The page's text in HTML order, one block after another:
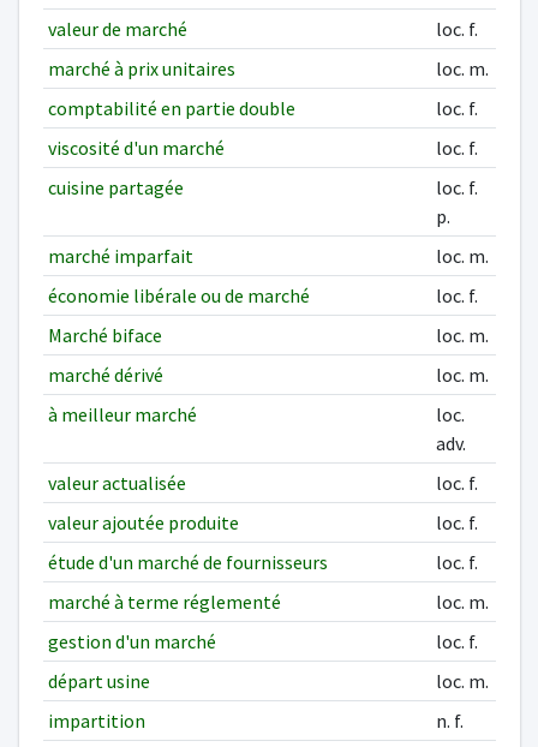
valeur de marché
loc. f.
marché à prix unitaires
loc. m.
comptabilité en partie double
loc. f.
viscosité d'un marché
loc. f.
cuisine partagée
loc. f.
p.
marché imparfait
loc. m.
économie libérale ou de marché
loc. f.
Marché biface
loc. m.
marché dérivé
loc. m.
à meilleur marché
loc.
adv.
valeur actualisée
loc. f.
valeur ajoutée produite
loc. f.
étude d'un marché de fournisseurs
loc. f.
marché à terme réglementé
loc. m.
gestion d'un marché
loc. f.
départ usine
loc. m.
impartition
n. f.